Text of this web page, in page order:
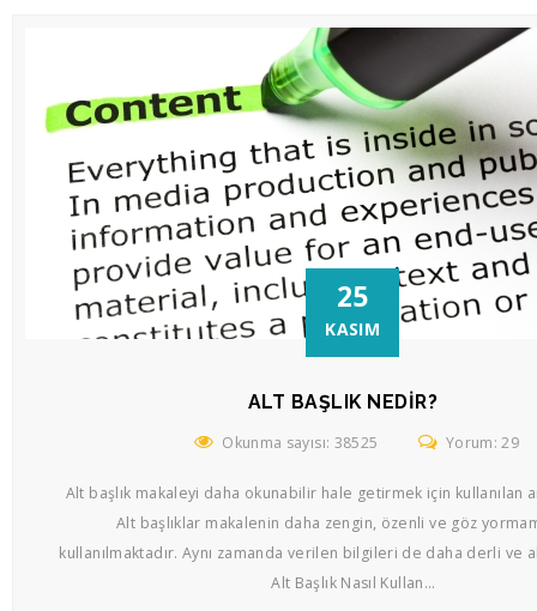
25
KASIM
ALT BAŞLIK NEDIR?
Okunma sayısı: 38525 Yorum: 29
Alt başlık makaleyi daha okunabilir hale getirmek için kullanılan
Alt başlıklar makalenin daha zengin, özenli ve göz
kullanılmaktadır. Aynı zamanda verilen bilgileri de daha derli ve
Alt Başlık Nasıl Kullan...